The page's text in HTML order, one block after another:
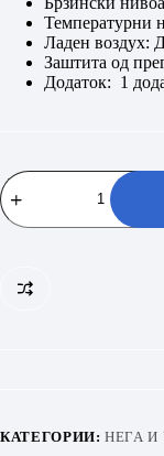
Температурни
Ладен воздух:
Заштита од
Додаток: 1
FUEGO
HDFGCO3141W
количина
КАТЕГОРИИ:НЕГА И